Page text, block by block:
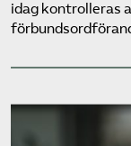
idag kontrolleras